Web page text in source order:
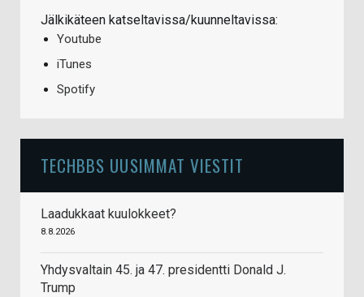
Jälkikäteen katseltavissa/kuunneltavissa:
Youtube
iTunes
Spotify
TECHBBS UUSIMMAT VIESTIT
Laadukkaat kuulokkeet?
8.8.2026
Yhdysvaltain 45. ja 47. presidentti Donald J.
Trump